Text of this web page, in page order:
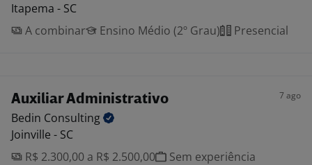
Itapema - SC
A combinar
Ensino Médio (2º Grau) Presencial
Auxiliar Administrativo 7 ago
Bedin Consulting
Joinville - SC
R$ 2.300,00 a R$ 2.500,00
Sem experiência